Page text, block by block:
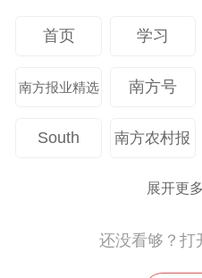
首页 学习
南方报业精选 南方号
South 南方农村报
展开更
还没看够？打